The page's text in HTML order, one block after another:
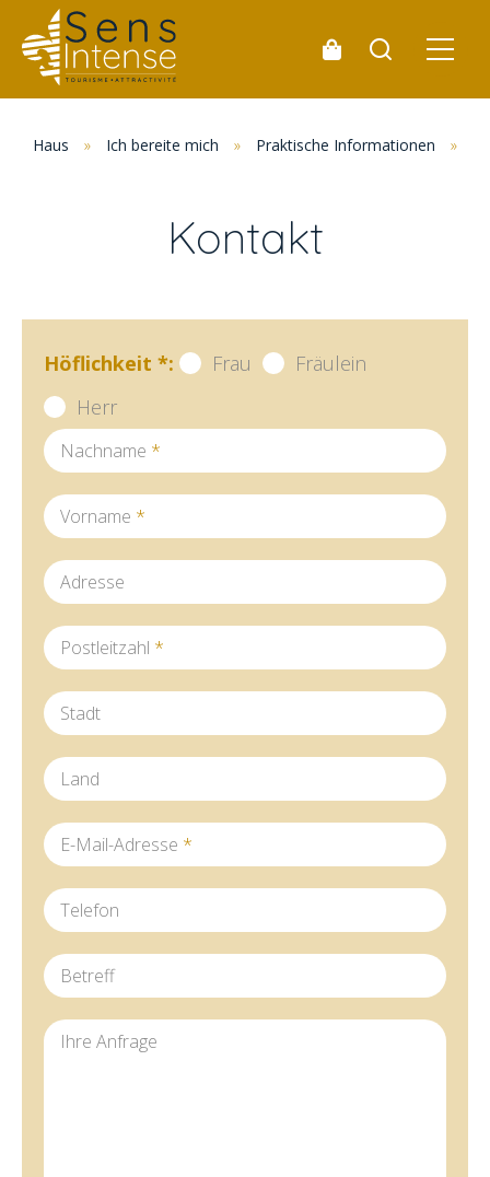
Haus » Ich bereite mich » Praktische Informationen »
Kontakt
Höflichkeit *: Frau
Fräulein
Herr
Nachname *
Vorname *
Adresse
Postleitzahl *
Stadt
Land
E-Mail-Adresse *
Telefon
Betreff
Ihre Anfrage